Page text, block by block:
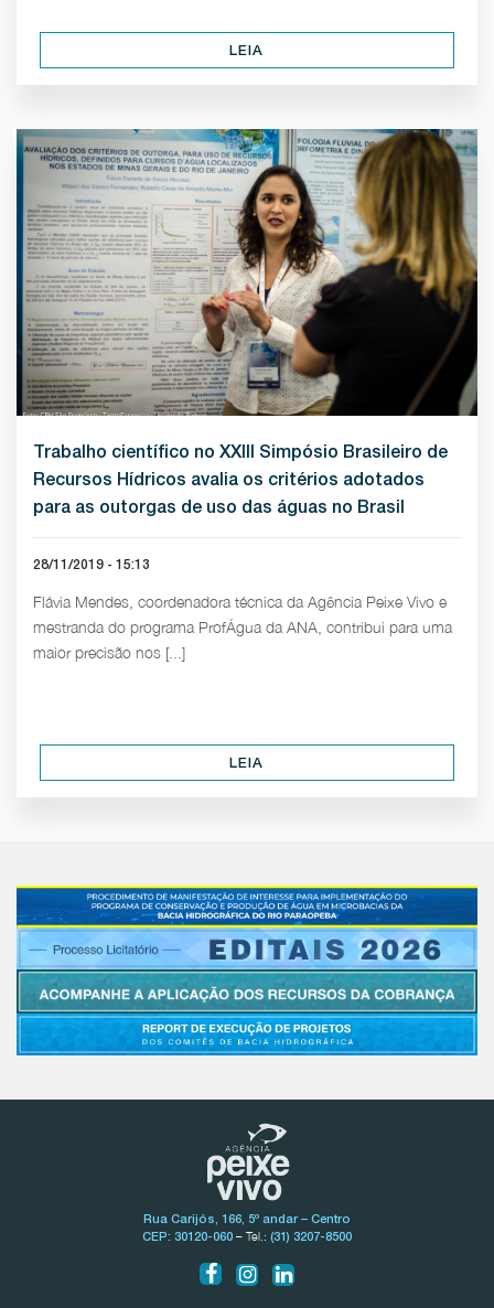
LEIA
Trabalho científico no XXIII Simpósio Brasileiro de
Recursos Hídricos avalia os critérios adotados
para as outorgas de uso das águas no Brasil
28/11/2019 - 15:13
Flávia Mendes, coordenadora técnica da Agência Peixe Vivo e
mestranda do programa ProfÁgua da ANA, contribui para uma
maior precisão nos [...]
LEIA
Rua Carijós, 166, 5º andar – Centro
CEP: 30120-060 – Tel.: (31) 3207-8500